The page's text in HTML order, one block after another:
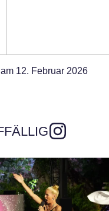
12. Februar 2026